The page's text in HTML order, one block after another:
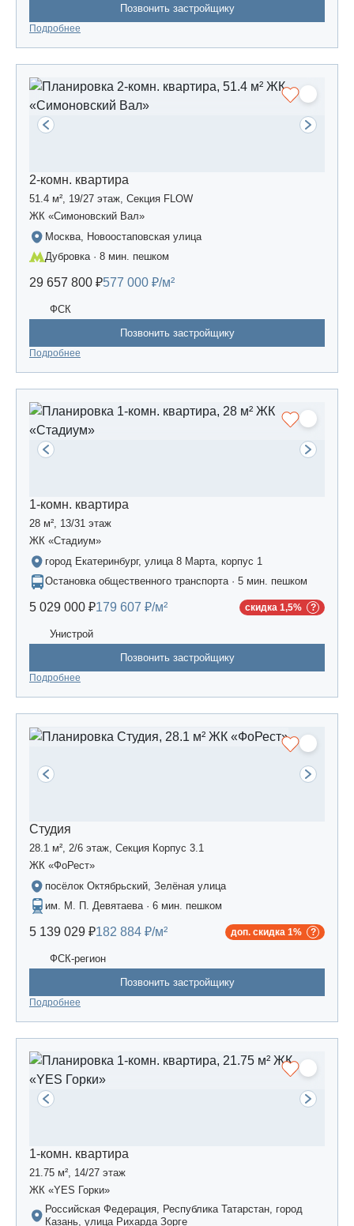
Позвонить застройщику
Подробнее
2-комн. квартира
51.4 м², 19/27 этаж, Секция FLOW
ЖК «Симоновский Вал»
Москва, Новоостаповская улица
Дубровка · 8 мин. пешком
29 657 800 ₽577 000 ₽/м²
ФСК
Позвонить застройщику
Подробнее
1-комн. квартира
28 м², 13/31 этаж
ЖК «Стадиум»
город Екатеринбург, улица 8 Марта, корпус 1
Остановка общественного транспорта · 5 мин. пешком
5 029 000 ₽179 607 ₽/м² скидка 1,5%
Унистрой
Позвонить застройщику
Подробнее
Студия
28.1 м², 2/6 этаж, Секция Корпус 3.1
ЖК «ФоРест»
посёлок Октябрьский, Зелёная улица
им. М. П. Девятаева · 6 мин. пешком
5 139 029 ₽182 884 ₽/м² доп. скидка 1%
ФСК-регион
Позвонить застройщику
Подробнее
1-комн. квартира
21.75 м², 14/27 этаж
ЖК «YES Горки»
Российская Федерация, Республика Татарстан, город
Казань, улица Рихарда Зорге